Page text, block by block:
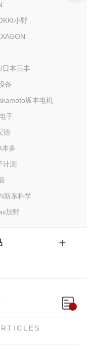
小野
日本三丰
备
坂本电机
子
德
本多
计测
新东科学
加野